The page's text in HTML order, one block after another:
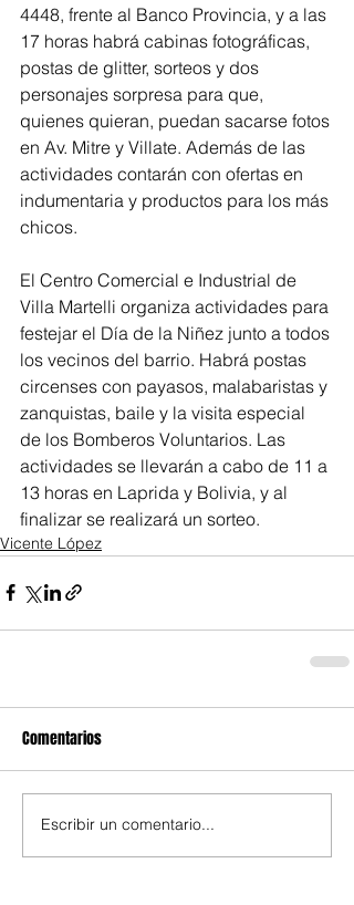
4448, frente al Banco Provincia, y a las
17 horas habrá cabinas fotográficas,
postas de glitter, sorteos y dos
personajes sorpresa para que,
quienes quieran, puedan sacarse fotos
en Av. Mitre y Villate. Además de las
actividades contarán con ofertas en
indumentaria y productos para los más
chicos.
El Centro Comercial e Industrial de
Villa Martelli organiza actividades para
festejar el Día de la Niñez junto a todos
los vecinos del barrio. Habrá postas
circenses con payasos, malabaristas y
zanquistas, baile y la visita especial
de los Bomberos Voluntarios. Las
actividades se llevarán a cabo de 11 a
13 horas en Laprida y Bolivia, y al
finalizar se realizará un sorteo.
Vicente López
Comentarios
Escribir un comentario...